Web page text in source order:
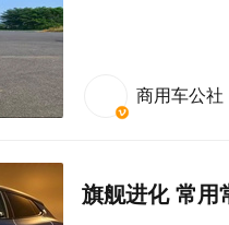
商用车公社
旗舰进化 常用